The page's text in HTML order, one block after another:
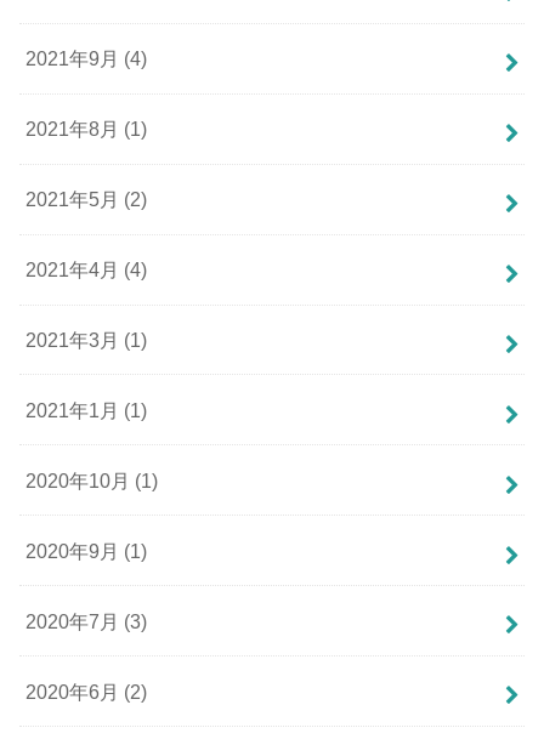
2021年9月 (4)
2021年8月 (1)
2021年5月 (2)
2021年4月 (4)
2021年3月 (1)
2021年1月 (1)
2020年10月 (1)
2020年9月 (1)
2020年7月 (3)
2020年6月 (2)